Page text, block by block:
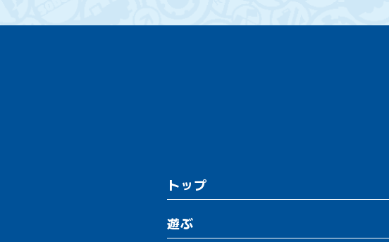
トップ
遊ぶ